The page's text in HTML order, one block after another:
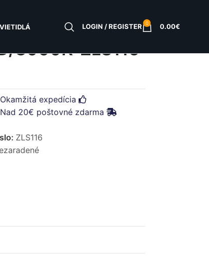
LOGIN / REGISTER 0 0.00€
3000K-ZLS116
Okamžitá expedícia
Nad 20€ poštovné zdarma
ZLS116